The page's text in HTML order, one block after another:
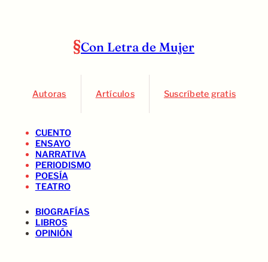
Con Letra de Mujer
Autoras Artículos Suscríbete gratis
CUENTO
ENSAYO
NARRATIVA
PERIODISMO
POESÍA
TEATRO
BIOGRAFÍAS
LIBROS
OPINIÓN